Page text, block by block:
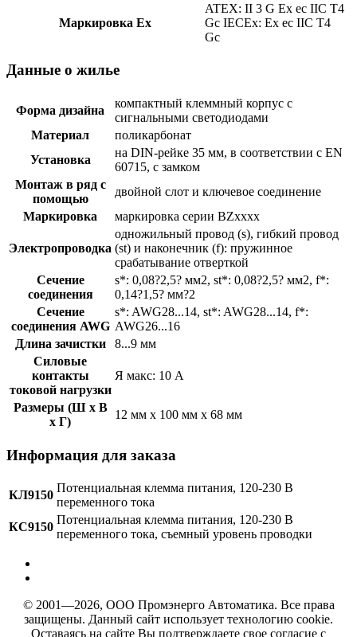
Маркировка Ex
ATEX: II 3 G Ex ec IIC T4
Gc IECEx: Ex ec IIC T4
Gc
Данные о жилье
Форма дизайна
компактный клеммный корпус с
сигнальными светодиодами
Материал
поликарбонат
Установка
на DIN-рейке 35 мм, в соответствии с EN
60715, с замком
Монтаж в ряд с
помощью
двойной слот и ключевое соединение
Маркировка
маркировка серии BZxxxx
Электропроводка
одножильный провод (s), гибкий провод
(st) и наконечник (f): пружинное
срабатывание отверткой
Сечение
соединения
s*: 0,08?2,5? мм2, st*: 0,08?2,5? мм2, f*:
0,14?1,5? мм?2
Сечение
соединения AWG
s*: AWG28...14, st*: AWG28...14, f*:
AWG26...16
Длина зачистки
8...9 мм
Силовые
контакты
токовой нагрузки
Я макс: 10 А
Размеры (Ш х В
х Г)
12 мм x 100 мм x 68 мм
Информация для заказа
КЛ9150
Потенциальная клемма питания, 120-230 В
переменного тока
КС9150
Потенциальная клемма питания, 120-230 В
переменного тока, съемный уровень проводки
© 2001—2026, ООО Промэнерго Автоматика. Все права
защищены. Данный сайт использует технологию cookie.
Оставаясь на сайте Вы подтверждаете свое согласие с